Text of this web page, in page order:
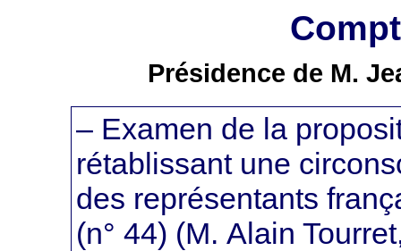
Présidence de M.
– Examen de la
rétablissant une
des représentants
(n° 44) (M. Alain